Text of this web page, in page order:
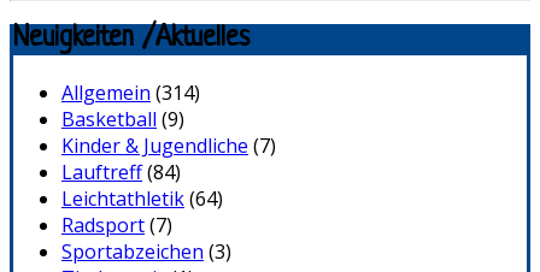
Neuigkeiten /Aktuelles
Allgemein (314)
Basketball (9)
Kinder & Jugendliche (7)
Lauftreff(84)
Leichtathletik(64)
Radsport(7)
Sportabzeichen (3)